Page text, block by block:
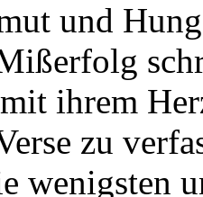
und
ihrem
zu
wenigsten